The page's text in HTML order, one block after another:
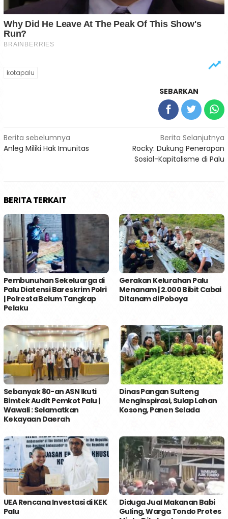
kotapalu
SEBARKAN
Navigasi
pos
Berita sebelumnya
Anleg Miliki Hak Imunitas
Berita Selanjutnya
Rocky: Dukung Penerapan
Sosial-Kapitalisme di Palu
BERITA TERKAIT
Pembunuhan Sekeluarga di
Palu Diatensi Bareskrim Polri
| Polresta Belum Tangkap
Pelaku
Gerakan Kelurahan Palu
Menanam | 2.000 Bibit Cabai
Ditanam di Poboya
Sebanyak 80-an ASN Ikuti
Bimtek Audit Pemkot Palu |
Wawali : Selamatkan
Kekayaan Daerah
Dinas Pangan Sulteng
Menginspirasi, Sulap Lahan
Kosong, Panen Selada
UEA Rencana Investasi di KEK
Palu
Diduga Jual Makanan Babi
Guling, Warga Tondo Protes